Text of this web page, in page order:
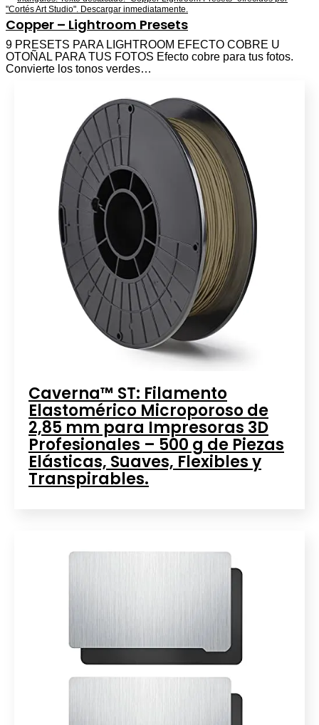
Copper – Lightroom Presets
9 PRESETS PARA LIGHTROOM EFECTO COBRE U
OTOÑAL PARA TUS FOTOS Efecto cobre para tus fotos.
Convierte los tonos verdes…
Caverna™ ST: Filamento
Elastomérico Microporoso de
2,85 mm para Impresoras 3D
Profesionales – 500 g de Piezas
Elásticas, Suaves, Flexibles y
Transpirables.